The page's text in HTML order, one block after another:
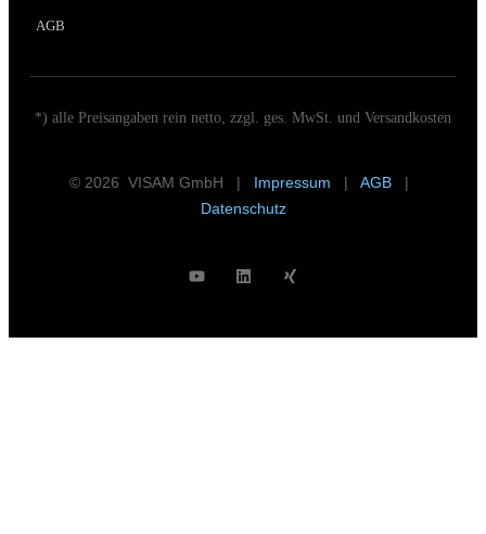
AGB
*) alle Preisangaben rein netto, zzgl. ges. MwSt. und Versandkosten
© 2026 VISAM GmbH | Impressum | AGB|
Datenschutz